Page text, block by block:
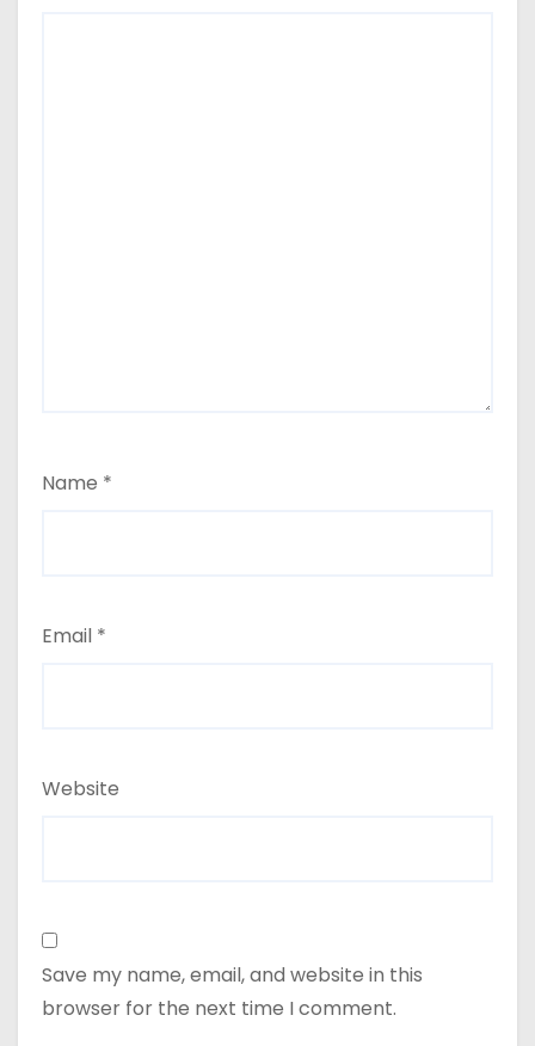
Name *
Email *
Website
Save my name, email, and website in this
browser for the next time I comment.